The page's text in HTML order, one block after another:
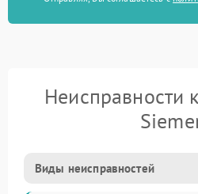
Виды неисправностей